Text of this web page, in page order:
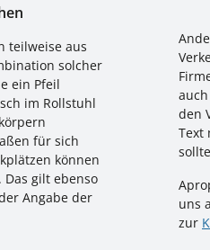
teilweise aus
solcher
ein Pfeil
im Rollstuhl
für sich
können
Das gilt ebenso
Angabe der
den
Text
uns
zur